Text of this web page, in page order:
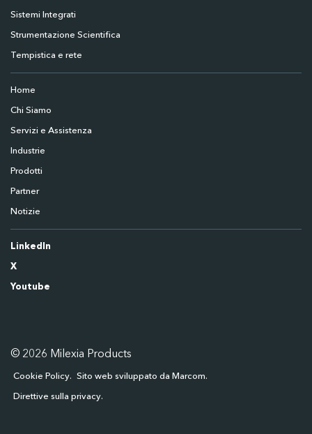
Sistemi Integrati
Strumentazione Scientifica
Tempistica e rete
Home
Chi Siamo
Servizi e Assistenza
Industrie
Prodotti
Partner
Notizie
LinkedIn
X
Youtube
© 2026 Milexia Products
Cookie Policy Sito web sviluppato da Marcom
Direttive sulla privacy